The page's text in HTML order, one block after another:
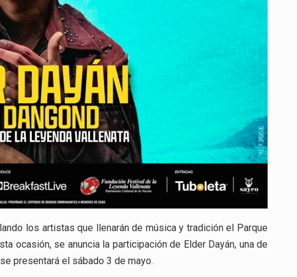
los artistas que llenarán de música y tradición el Parque
ocasión, se anuncia la participación de Elder Dayán, una de
presentará el sábado 3 de mayo.